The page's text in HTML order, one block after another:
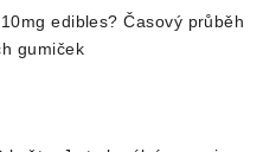
edibles? Časový průběh
gumiček